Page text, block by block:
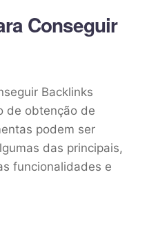
Conseguir
de obtenção de
podem ser
das principais,
funcionalidades e